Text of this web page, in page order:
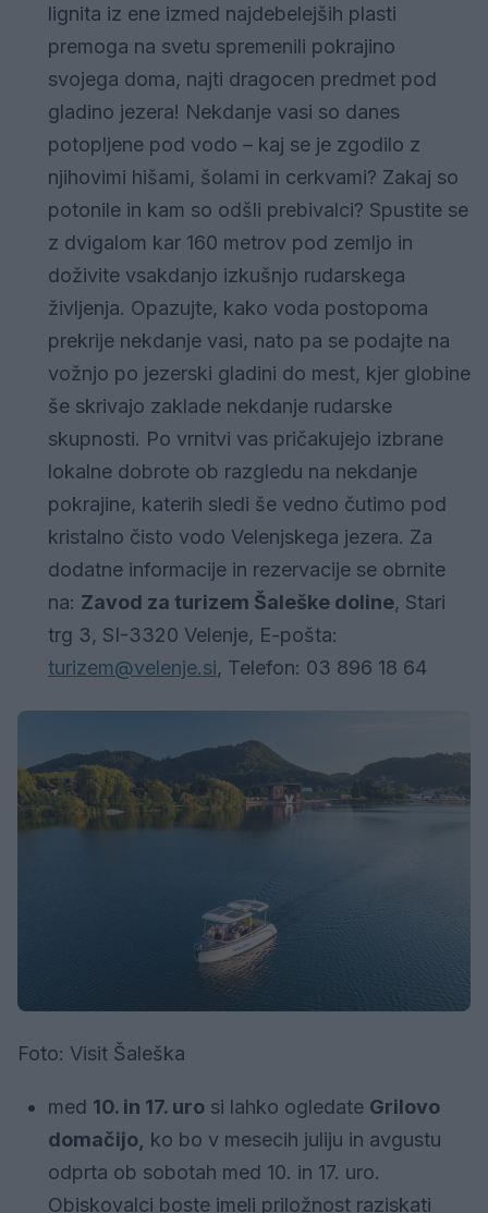
lignita iz ene izmed najdebelejših plasti
premoga na svetu spremenili pokrajino
svojega doma, najti dragocen predmet pod
gladino jezera! Nekdanje vasi so danes
potopljene pod vodo – kaj se je zgodilo z
njihovimi hišami, šolami in cerkvami? Zakaj so
potonile in kam so odšli prebivalci? Spustite se
z dvigalom kar 160 metrov pod zemljo in
doživite vsakdanjo izkušnjo rudarskega
življenja. Opazujte, kako voda postopoma
prekrije nekdanje vasi, nato pa se podajte na
vožnjo po jezerski gladini do mest, kjer globine
še skrivajo zaklade nekdanje rudarske
skupnosti. Po vrnitvi vas pričakujejo izbrane
lokalne dobrote ob razgledu na nekdanje
pokrajine, katerih sledi še vedno čutimo pod
kristalno čisto vodo Velenjskega jezera. Za
dodatne informacije in rezervacije se obrnite
na: Zavod za turizem Šaleške doline, Stari
trg 3, SI-3320 Velenje, E-pošta:
turizem@velenje.si, Telefon: 03 896 18 64
Foto: Visit Šaleška
med 10. in 17. uro si lahko ogledate Grilovo
domačijo, ko bo v mesecih juliju in avgustu
odprta ob sobotah med 10. in 17. uro.
Obiskovalci boste imeli priložnost raziskati